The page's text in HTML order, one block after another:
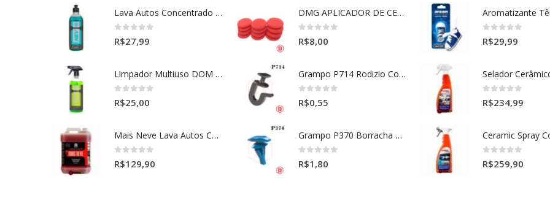
Lava Autos Concentrado NEV (nevada) 1:400 (500ml)
out of 5
R$27,99
Limpador Multiuso DOM (Dominos) Dmg Pronto P/Uso (500ml)
out of 5
R$25,00
Mais Neve Lava Autos Concentrado 1:400 X-SHINE 5Litros
out of 5
R$129,90
DMG APLICADOR DE CERA ULTRA MACIO VERMELHO l
out of 5
R$8,00
Grampo P714 Rodizio Cortina (VOLVO)
out of 5
R$0,55
Grampo P370 Borracha Porta (HONDA-TOYOTA)
out of 5
R$1,80
out of 5
R$29,99
out of 5
R$234,99
out of 5
R$259,90